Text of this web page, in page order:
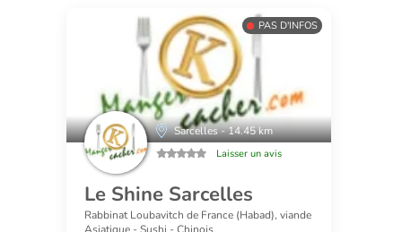
PAS D'INFOS
Sarcelles - 14.45 km
Laisser un avis
Le Shine Sarcelles
Rabbinat Loubavitch de France (Habad), viande